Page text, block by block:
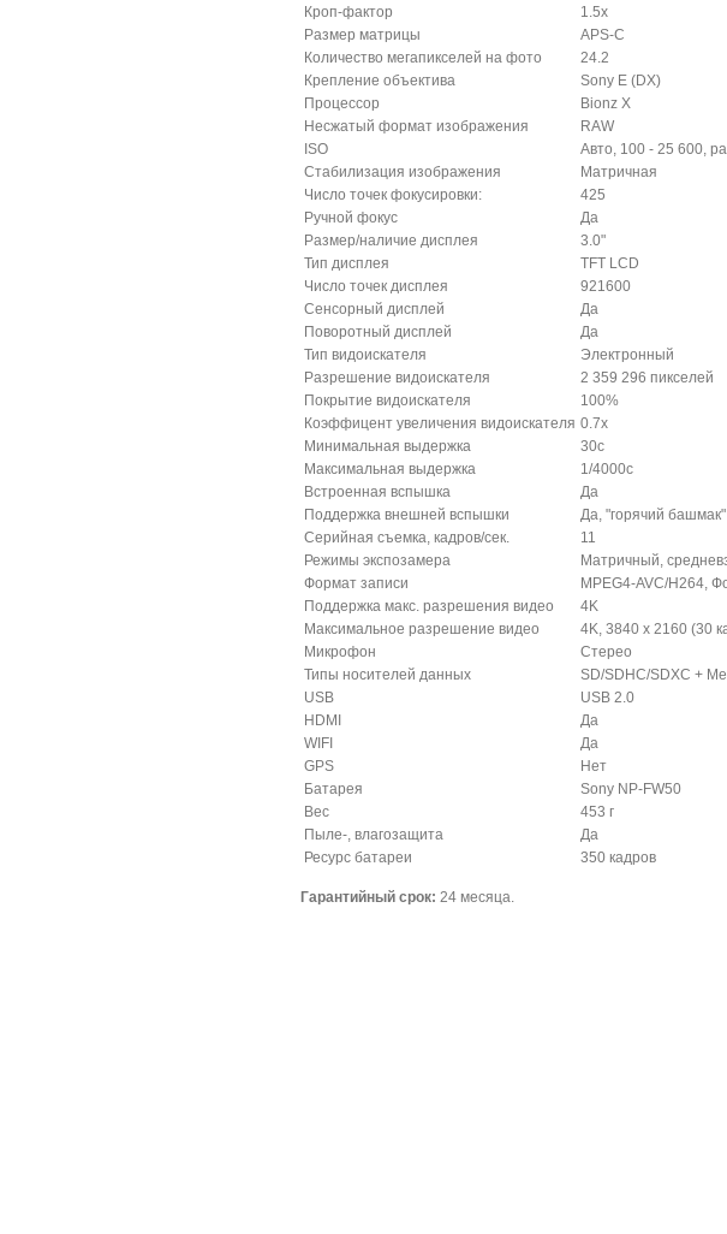
Кроп-фактор
1.5x
Размер матрицы
APS-C
Количество мегапикселей на фото
24.2
Крепление объектива
Sony E (DX)
Процессор
Bionz X
Несжатый формат изображения
RAW
ISO
Авто, 100 - 25 600,
Стабилизация изображения
Матричная
Число точек фокусировки:
425
Ручной фокус
Да
Размер/наличие дисплея
3.0"
Тип дисплея
TFT LCD
Число точек дисплея
921600
Сенсорный дисплей
Да
Поворотный дисплей
Да
Тип видоискателя
Электронный
Разрешение видоискателя
2 359 296 пикселей
Покрытие видоискателя
100%
Коэффицент увеличения видоискателя 0.7x
Минимальная выдержка
30с
Максимальная выдержка
1/4000с
Встроенная вспышка
Да
Поддержка внешней вспышки
Да, "горячий башмак"
Серийная съемка, кадров/сек.
11
Режимы экспозамера
Матричный,
Формат записи
MPEG4-AVC/H264,
Поддержка макс. разрешения видео
4K
Максимальное разрешение видео
4K, 3840 x 2160 (30
Микрофон
Стерео
Типы носителей данных
SD/SDHC/SDXC +
USB
USB 2.0
HDMI
Да
WIFI
Да
GPS
Нет
Батарея
Sony NP-FW50
Вес
453 г
Пыле-, влагозащита
Да
Ресурс батареи
350 кадров
Гарантийный срок: 24 месяца.